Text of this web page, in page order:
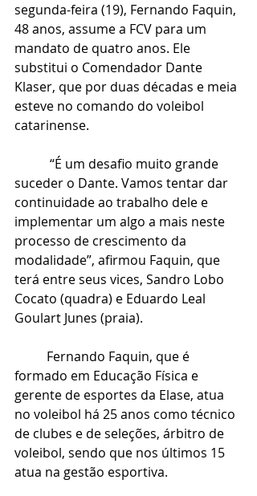
segunda-feira (19), Fernando Faquin,
48 anos, assume a FCV para um
mandato de quatro anos. Ele
substitui o Comendador Dante
Klaser, que por duas décadas e meia
esteve no comando do voleibol
catarinense.
“É um desafio muito grande
suceder o Dante. Vamos tentar dar
continuidade ao trabalho dele e
implementar um algo a mais neste
processo de crescimento da
modalidade”, afirmou Faquin, que
terá entre seus vices, Sandro Lobo
Cocato (quadra) e Eduardo Leal
Goulart Junes (praia).
formado em Educação Física e
gerente de esportes da Elase, atua
no voleibol há 25 anos como técnico
de clubes e de seleções, árbitro de
voleibol, sendo que nos últimos 15
atua na gestão esportiva.